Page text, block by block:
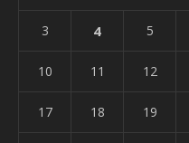
3 4 5
10 11 12
17 18 19